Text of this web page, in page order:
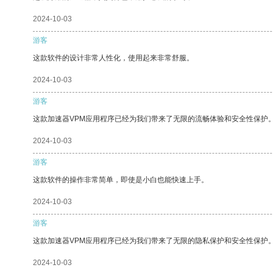
2024-10-03
游客
这款软件的设计非常人性化，使用起来非常舒服。
2024-10-03
游客
这款加速器VPM应用程序已经为我们带来了无限的流畅体验和安全性保护
2024-10-03
游客
这款软件的操作非常简单，即使是小白也能快速上手。
2024-10-03
游客
这款加速器VPM应用程序已经为我们带来了无限的隐私保护和安全性保护
2024-10-03